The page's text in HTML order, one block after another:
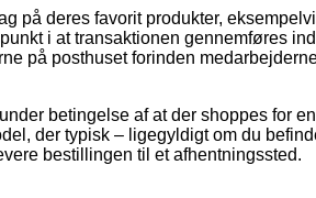
på deres favorit produkter,
i at transaktionen gennemføres
på posthuset forinden
betingelse af at der shoppes for
der typisk – ligegyldigt om du
bestillingen til et afhentningssted.